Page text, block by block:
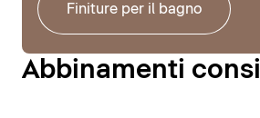
Finiture per il bagno
Abbinamenti